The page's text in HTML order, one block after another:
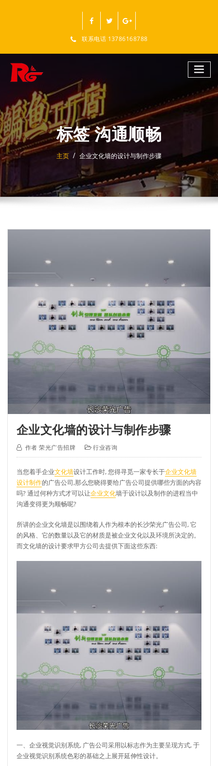
联系电话 13786168788
标签 沟通顺畅
主页 企业文化墙的设计与制作步骤
企业文化墙的设计与制作步骤
作者荣光广告招牌 行业咨询
当您着手企业文化墙设计工作时, 您得寻觅一家专长于企业文化墙
设计制作的广告公司,那么您晓得要给广告公司提供哪些方面的内容
吗? 通过何种方式才可以让企业文化墙于设计以及制作的进程当中
沟通变得更为顺畅呢?
所讲的企业文化墙是以围绕着人作为根本的长沙荣光广告公司, 它
的风格、它的数量以及它的材质是被企业文化以及环境所决定的。
而文化墙的设计要求甲方公司去提供下面这些东西:
一、企业视觉识别系统, 广告公司采用以标志作为主要呈现方式, 于
企业视觉识别系统色彩的基础之上展开延伸性设计。